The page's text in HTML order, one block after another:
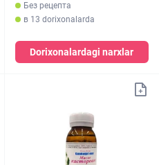
Без рецепта
в 13 dorixonalarda
Dorixonalardagi narxlar